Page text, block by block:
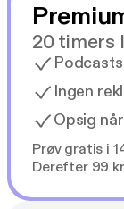
20 timers
Ingen
Opsig
Prøv gratis i
Derefter 99